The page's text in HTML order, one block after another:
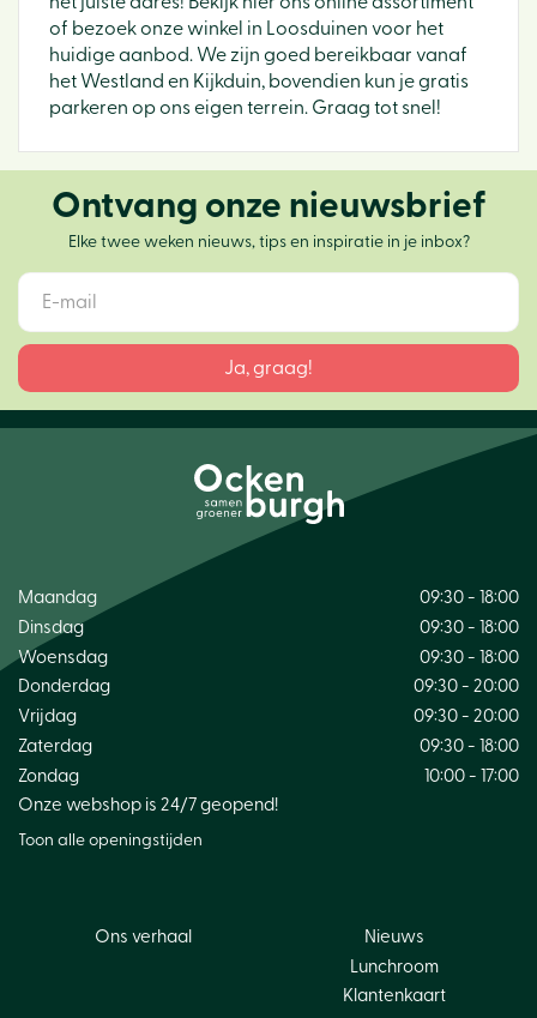
of bezoek onze winkel in Loosduinen voor het
huidige aanbod. We zijn goed bereikbaar vanaf
het Westland en Kijkduin, bovendien kun je gratis
parkeren op ons eigen terrein. Graag tot snel!
Ontvang onze nieuwsbrief
Elke twee weken nieuws, tips en inspiratie in je inbox?
Maandag
09:30 - 18:00
Dinsdag
09:30 - 18:00
Woensdag
09:30 - 18:00
Donderdag
09:30 - 20:00
Vrijdag
09:30 - 20:00
Zaterdag
09:30 - 18:00
Zondag
10:00 - 17:00
Onze webshop is 24/7 geopend!
Toon alle openingstijden
Ons verhaal
Nieuws
Lunchroom
Klantenkaart